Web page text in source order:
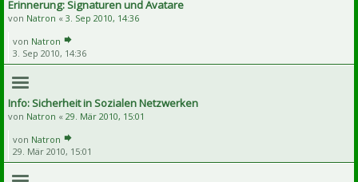
Erinnerung: Signaturen und Avatare
von Natron « 3. Sep 2010, 14:36
von Natron
3. Sep 2010, 14:36
Info: Sicherheit in Sozialen Netzwerken
von Natron « 29. Mär 2010, 15:01
von Natron
29. Mär 2010, 15:01